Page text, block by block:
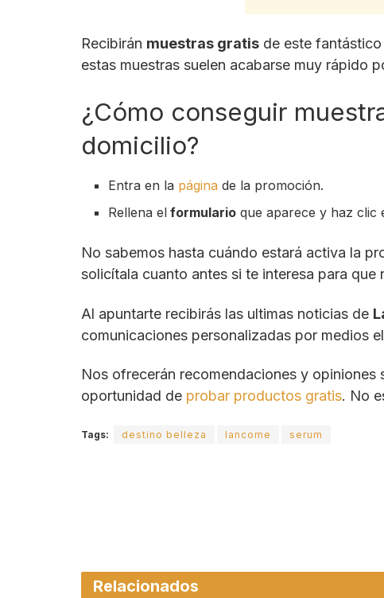
Recibirán muestras gratis de este
estas muestras suelen acabarse muy rápido
¿Cómo conseguir
domicilio?
Entra en la páginade la promoción.
Rellena el formulario que aparece y haz clic
No sabemos hasta cuándo estará activa la
solicítala cuanto antes si te interesa para que
Al apuntarte recibirás las ultimas noticias de
comunicaciones personalizadas por medios
Nos ofrecerán recomendaciones y
oportunidad de probar productos gratis. No
Tags: destino belleza lancome serum
Relacionados